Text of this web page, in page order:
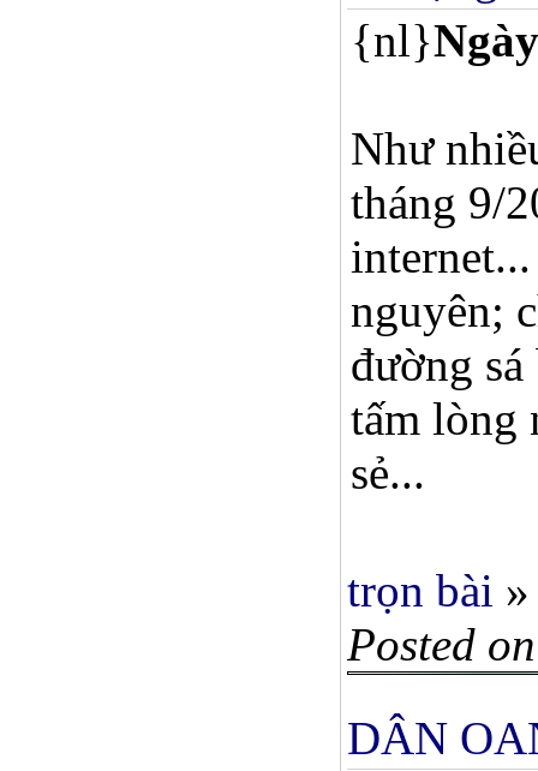
{nl}
Như
tháng 9/
nguyên;
đường
tấm lòng
sẻ...
trọn bài »
Posted
DÂN